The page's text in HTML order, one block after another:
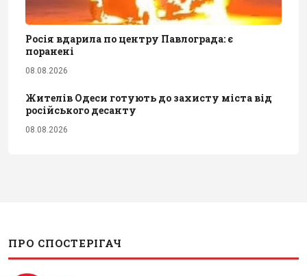
Росія вдарила по центру Павлограда: є
поранені
08.08.2026
Жителів Одеси готують до захисту міста від
російського десанту
08.08.2026
ПРО СПОСТЕРІГАЧ